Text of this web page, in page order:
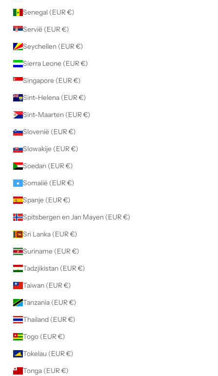
Senegal (EUR €)
Servië (EUR €)
Seychellen (EUR €)
Sierra Leone (EUR €)
Singapore (EUR €)
Sint-Helena (EUR €)
Sint-Maarten (EUR €)
Slovenië (EUR €)
Slowakije (EUR €)
Soedan (EUR €)
Somalië (EUR €)
Spanje (EUR €)
Spitsbergen en Jan Mayen (EUR €)
Sri Lanka (EUR €)
Suriname (EUR €)
Tadzjikistan (EUR €)
Taiwan (EUR €)
Tanzania (EUR €)
Thailand (EUR €)
Togo (EUR €)
Tokelau (EUR €)
Tonga (EUR €)